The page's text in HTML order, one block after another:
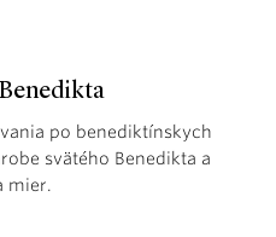
po benediktínskych
svätého Benedikta a
mier.